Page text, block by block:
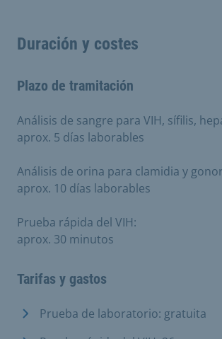
Duración y costes
Plazo de tramitación
Análisis de sangre para VIH, sífilis,
aprox. 5 días laborables
Análisis de orina para clamidia y
aprox. 10 días laborables
Prueba rápida del VIH:
aprox. 30 minutos
Tarifas y gastos
Prueba de laboratorio: gratuita